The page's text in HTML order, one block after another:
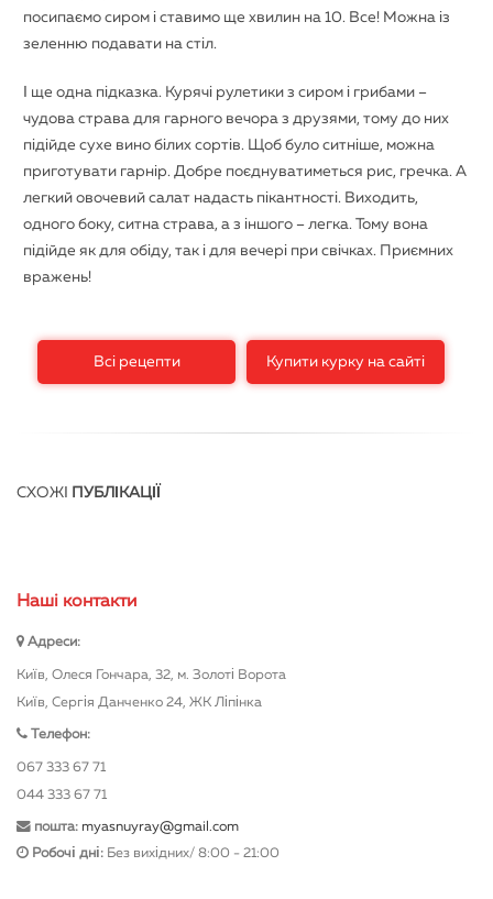
посипаємо сиром і ставимо ще хвилин на 10. Все! Можна із
зеленню подавати на стіл.
І ще одна підказка. Курячі рулетики з сиром і грибами –
чудова страва для гарного вечора з друзями, тому до них
підійде сухе вино білих сортів. Щоб було ситніше, можна
приготувати гарнір. Добре поєднуватиметься рис, гречка. А
легкий овочевий салат надасть пікантності. Виходить,
одного боку, ситна страва, а з іншого – легка. Тому вона
підійде як для обіду, так і для вечері при свічках. Приємних
вражень!
Всі рецепти Купити курку на сайті
СХОЖІ ПУБЛІКАЦІЇ
Нашi контакти
Адреси:
Київ, Олеся Гончара, 32, м. Золоті Ворота
Київ, Сергія Данченко 24, ЖК Ліпінка
Телефон:
067 333 67 71
044 333 67 71
пошта: myasnuyray@gmail.com
Робочі дні: Без вихідних/ 8:00 - 21:00